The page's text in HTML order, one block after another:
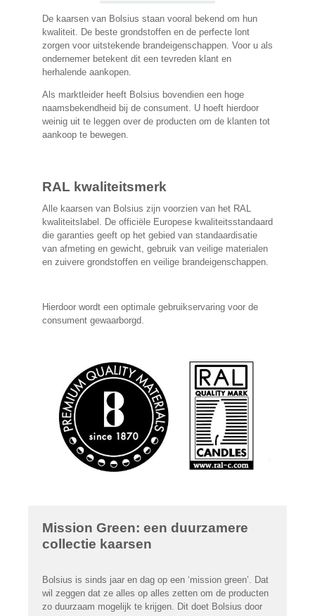
De kaarsen van Bolsius staan vooral bekend om hun
kwaliteit. De beste grondstoffen en de perfecte lont
zorgen voor uitstekende brandeigenschappen. Voor u als
ondernemer betekent dit een tevreden klant en
herhalende aankopen.
Als marktleider heeft Bolsius bovendien een hoge
naamsbekendheid bij de consument. U hoeft hierdoor
weinig uit te leggen over de producten om de klanten tot
aankoop te bewegen.
RAL kwaliteitsmerk
Alle kaarsen van Bolsius zijn voorzien van het RAL
kwaliteitslabel. De officiële Europese kwaliteitsstandaard
die garanties geeft op het gebied van standaardisatie
van afmeting en gewicht, gebruik van veilige materialen
en zuivere grondstoffen en veilige brandeigenschappen.
Hierdoor wordt een optimale gebruikservaring voor de
consument gewaarborgd.
Mission Green: een duurzamere
collectie kaarsen
Bolsius is sinds jaar en dag op een ‘mission green’. Dat
wil zeggen dat ze alles op alles zetten om de producten
zo duurzaam mogelijk te krijgen. Dit doet Bolsius door